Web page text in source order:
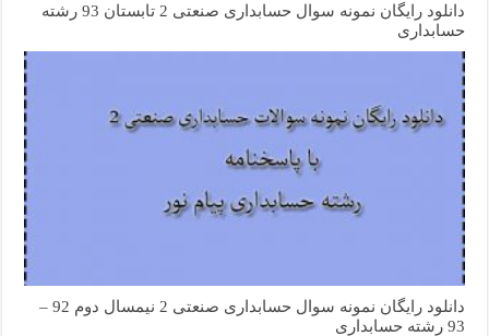
دانلود رایگان نمونه سوال حسابداری صنعتی 2 تابستان 93 رشته
حسابداری
دانلود رایگان نمونه سوال حسابداری صنعتی 2 نیمسال دوم 92 –
93 رشته حسابداری